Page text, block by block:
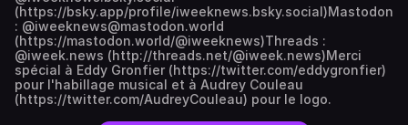
(https://bsky.app/profile/iweeknews.bsky.social)Mastodon
: @iweeknews@mastodon.world
(https://mastodon.world/@iweeknews)Threads :
@iweek.news (http://threads.net/@iweek.news)Merci
spécial à Eddy Gronfier (https://twitter.com/eddygronfier)
pour l'habillage musical et à Audrey Couleau
(https://twitter.com/AudreyCouleau) pour le logo.